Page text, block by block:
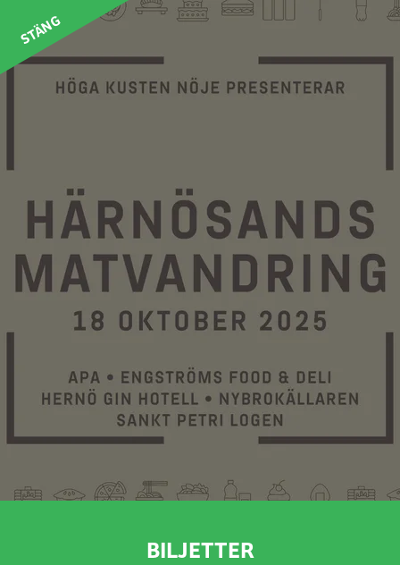
STARTSIDA
STÄNG
BILJETTER
Har du frågor så tveka inte att
kontakta oss på info@hknoje.se
info@hknoje.se